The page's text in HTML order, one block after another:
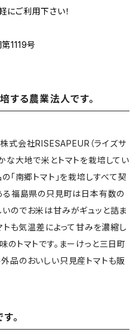
にご利用下さい！
1119号
する農業法人です。
式会社RISESAPEUR（ライズサ
な大地で米とトマトを栽培してい
「南郷トマト」を栽培しすべて契
る福島県の只見町は日本有数の
のでお米は甘みがギュッと詰ま
トも気温差によって甘みを濃縮し
トマトです。まーけっと三日町
品のおいしい只見産トマトも販
。